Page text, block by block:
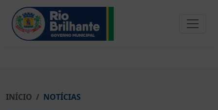
INÍCIO NOTÍCIAS